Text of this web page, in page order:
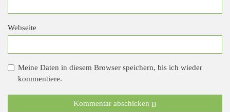
Webseite
Meine Daten in diesem Browser speichern, bis ich wieder
kommentiere.
Kommentar abschicken